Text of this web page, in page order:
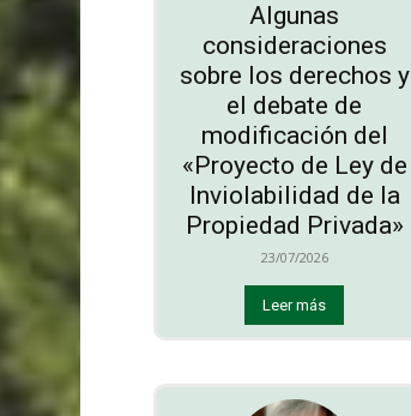
Algunas
consideraciones
sobre los derechos y
el debate de
modificación del
«Proyecto de Ley de
Inviolabilidad de la
Propiedad Privada»
23/07/2026
Leer más